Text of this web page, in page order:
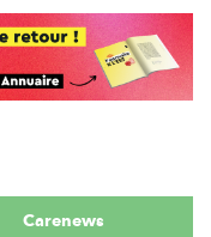
Carenews